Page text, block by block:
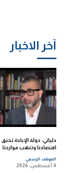
آخر الاخبار
دلياني: دولة الإبادة تخنق
اقتصادنا وتنهب مواردنا
الموقف الرسمي
4 أغسطس، 2026